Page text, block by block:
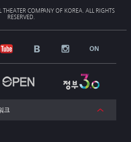
COMPANY OF KOREA. ALL RIGHTS
RESERVED.
크